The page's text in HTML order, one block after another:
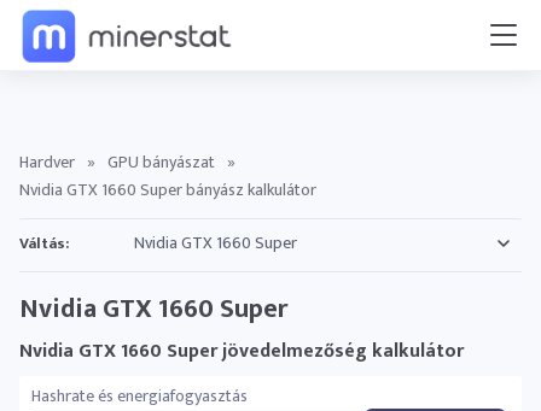
Hardver » GPU bányászat »
Nvidia GTX 1660 Super bányász kalkulátor
Váltás:
Nvidia GTX 1660 Super
Nvidia GTX 1660 Super jövedelmezőség kalkulátor
Hashrate és energiafogyasztás